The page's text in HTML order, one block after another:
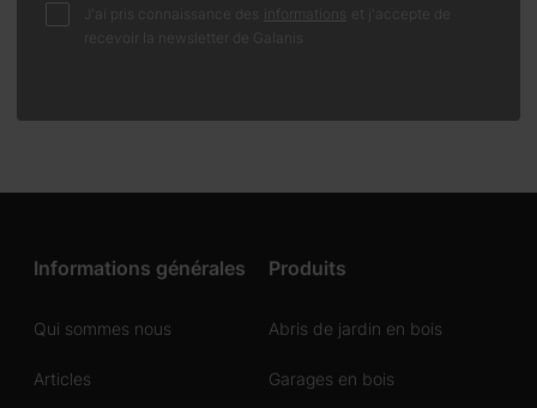
J'ai pris connaissance des informations
et j'accepte de
recevoir la newsletter de Galanis
Informations générales
Qui sommes nous
Articles
Produits
Abris de jardin en bois
Garages en bois